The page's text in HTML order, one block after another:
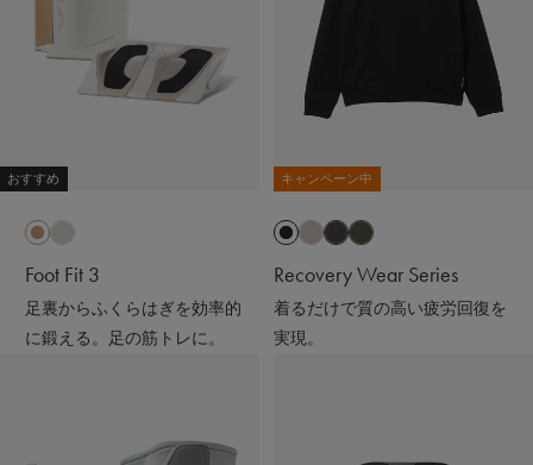
おすすめ
Foot Fit 3
足裏からふくらはぎを効率的
に鍛える。足の筋トレに。
キャンペーン中
Recovery Wear Series
着るだけで質の高い疲労回復を
実現。